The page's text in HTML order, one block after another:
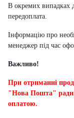
В окремих випадках
передоплата.
Інформацію про
менеджер під час
Важливо!
При отриманні
"Нова Пошта"
оплатою.